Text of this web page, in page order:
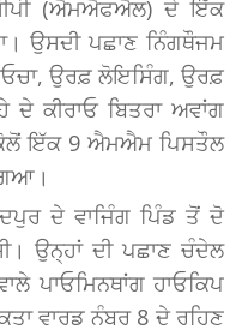
(ਐਮਐਫਐਲ) ਦੇ ਇੱਕ
ਉਸਦੀ ਪਛਾਣ ਨਿੰਗਥੌਜਮ
ਉਰਫ਼ ਲੋਇਸਿੰਗ, ਉਰਫ਼
ਦੇ ਕੀਰਾਓ ਬਿਤਰਾ ਅਵਾਂਗ
ਕੋਲੋਂ ਇੱਕ 9 ਐਮਐਮ ਪਿਸਤੌਲ
ਦੇ ਵਾਜਿੰਗ ਪਿੰਡ ਤੋਂ ਦੋ
ਉਨ੍ਹਾਂ ਦੀ ਪਛਾਣ ਚੰਦੇਲ
ਪਾਓਮਿਨਥਾਂਗ ਹਾਓਕਿਪ
ਵਾਰਡ ਨੰਬਰ 8 ਦੇ ਰਹਿਣ